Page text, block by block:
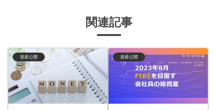
関連記事
資産公開 資産公開